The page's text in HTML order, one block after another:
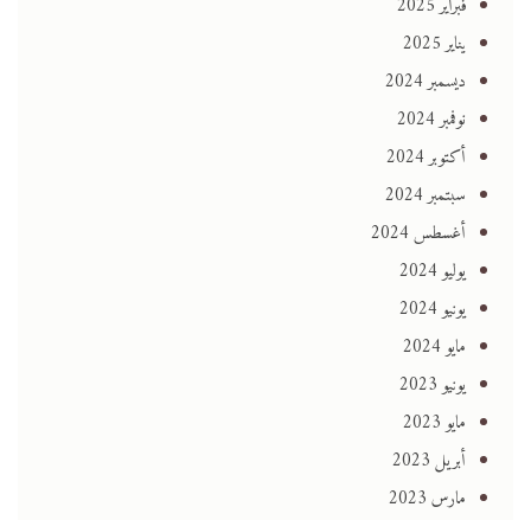
فبراير 2025
يناير 2025
ديسمبر 2024
نوفمبر 2024
أكتوبر 2024
سبتمبر 2024
أغسطس 2024
يوليو 2024
يونيو 2024
مايو 2024
يونيو 2023
مايو 2023
أبريل 2023
مارس 2023